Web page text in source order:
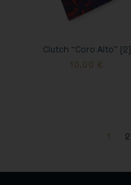
Clutch “Coro Alto” [2]
10,00 €
1 2